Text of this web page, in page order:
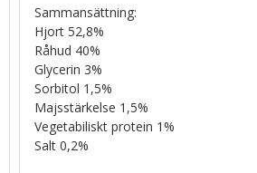
Sammansättning:
Hjort 52,8%
Råhud 40%
Glycerin 3%
Sorbitol 1,5%
Majsstärkelse 1,5%
Vegetabiliskt protein 1%
Salt 0,2%